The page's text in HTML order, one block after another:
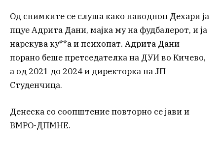
Од снимките се слуша како наводноп Дехари ја
пцуе Адрита Дани, мајка му на фудбалерот, и ја
нарекува ку**а и психопат. Адрита Дани
порано беше претседателка на ДУИ во Кичево,
а од 2021 до 2024 и директорка на ЈП
Студенчица.
Денеска со соопштение повторно се јави и
ВМРО-ДПМНЕ.